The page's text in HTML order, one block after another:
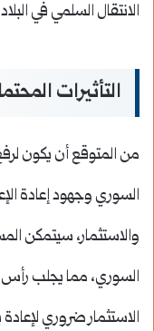
الانتقال السلمي في
التأثيرات
من المتوقع أن يكون
السوري وجهود إعادة
والاستثمار، سيتمكن
السوري، مما يجلب رأس
الاستثمار ضروري لإعادة